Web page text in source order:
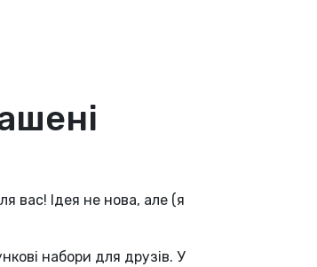
вас! Ідея не нова, але (я
набори для друзів. У